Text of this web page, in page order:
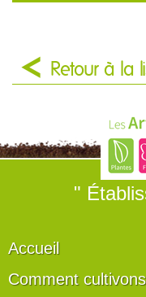
Retour à la
"
Accueil
Comment